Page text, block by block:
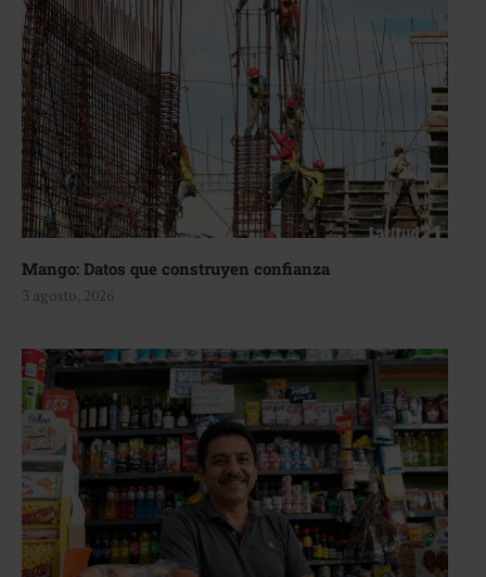
Mango: Datos que construyen confianza
3 agosto, 2026